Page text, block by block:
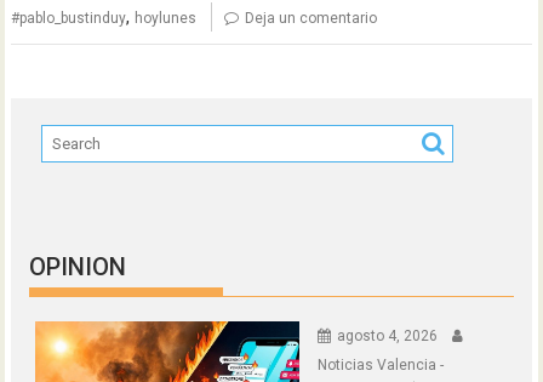
#pablo_bustinduy, hoylunes Deja un comentario
OPINION
agosto 4, 2026
Noticias Valencia -